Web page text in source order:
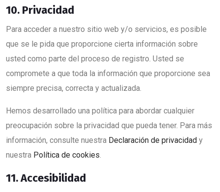
10. Privacidad
Para acceder a nuestro sitio web y/o servicios, es posible
que se le pida que proporcione cierta información sobre
usted como parte del proceso de registro. Usted se
compromete a que toda la información que proporcione sea
siempre precisa, correcta y actualizada.
Hemos desarrollado una política para abordar cualquier
preocupación sobre la privacidad que pueda tener. Para más
información, consulte nuestra Declaración de privacidad y
nuestra Política de cookies.
11. Accesibilidad